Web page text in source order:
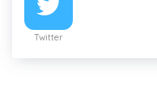
Twitter